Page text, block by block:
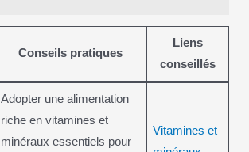
Conseils pratiques
Liens
conseillés
Adopter une alimentation
riche en vitamines et
minéraux essentiels pour
Vitamines et